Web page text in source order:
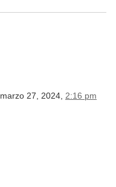
marzo 27, 2024, 2:16 pm